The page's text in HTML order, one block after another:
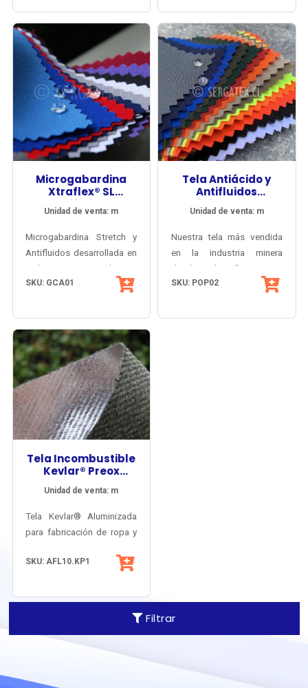
Filtrar
recubierto con Silicona por
ambas caras, con
excelente flexibilidad y muy
alta resistencia térmica.
vestuario
Clínico/Quirúrgico,
laboratorios, industria
farmacéutica e industria de
alimentos.
Microgabardina
Xtraflex® SL
Antifluidos
Unidad de venta: m
Microgabardina Stretch y
Antifluidos desarrollada en
Inglaterra especialmente
para el mercado
médica y la salud.
Certificado OEKO-TEX®.
SKU: GCA01
Tela Antiácido y
Antifluidos
Vitriolen® 220
Unidad de venta: m
Nuestra tela más vendida
en la industria minera
desde el año 2000,
imbatible frente al trato
es confortable y preserva
SKU: POP02
Tela Incombustible
Kevlar® Preox
Aluminizado
Unidad de venta: m
Tela Kevlar® Aluminizada
para fabricación de ropa y
Aplicación industrial, en
delantales, pecheras,
escafandras, polainas,
Protege del calor radiante
SKU: AFL10.KP1